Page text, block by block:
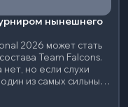
нынешнего
2026 может стать
Team Falcons.
но если слухи
из самых сильных